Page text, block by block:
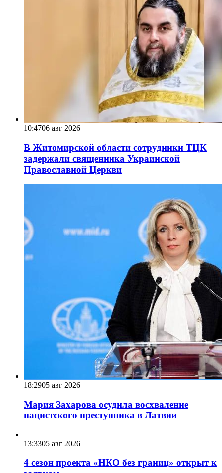
10:4706 авг 2026
В Житомирской области сотрудники ТЦК
задержали священника Украинской
Православной Церкви
18:2905 авг 2026
Мария Захарова осудила восхваление
нацистского преступника в Латвии
13:3305 авг 2026
4 сезон проекта «НКО без границ» открыт к